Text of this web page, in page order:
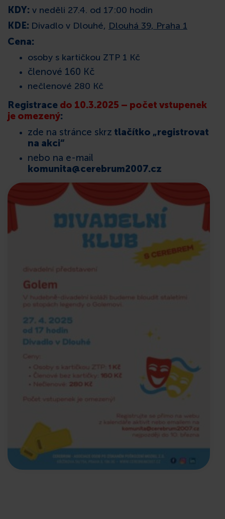
KDY: v neděli 27.4. od 17:00 hodin
KDE: Divadlo v Dlouhé, Dlouhá 39, Praha 1
Cena:
osoby s kartičkou ZTP 1 Kč
členové 160 Kč
nečlenové 280 Kč
Registrace do 10.3.2025 – počet vstupenek
je omezený:
zde na stránce skrz tlačítko „registrovat
na akci“
nebo na e-mail
komunita@cerebrum2007.cz